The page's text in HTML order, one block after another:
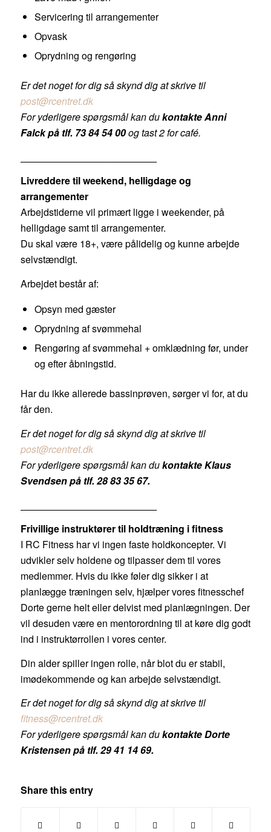
Servicering til arrangementer
Opvask
Oprydning og rengøring
Er det noget for dig så skynd dig at skrive til
post@rcentret.dk
For yderligere spørgsmål kan dukontakte Anni
Falck på tlf. 73 84 54 00og tast 2 for café.
Livreddere til weekend, helligdage og
arrangementer
Arbejdstiderne vil primært ligge i weekender, på
helligdage samt til arrangementer.
Du skal være 18+, være pålidelig og kunne arbejde
selvstændigt.
Arbejdet består af:
Opsyn med gæster
Oprydning af svømmehal
Rengøring af svømmehal + omklædning før, under
og efter åbningstid.
Har du ikke allerede bassinprøven, sørger vi for, at du
får den.
Er det noget for dig så skynd dig at skrive til
post@rcentret.dk
For yderligere spørgsmål kan dukontakte Klaus
Svendsen på tlf. 28 83 35 67.
Frivillige instruktører til holdtræning i fitness
I RC Fitness har vi ingen faste holdkoncepter. Vi
udvikler selv holdene og tilpasser dem til vores
medlemmer. Hvis du ikke føler dig sikker i at
planlægge træningen selv, hjælper vores fitnesschef
Dorte gerne helt eller delvist med planlægningen. Der
vil desuden være en mentorordning til at køre dig godt
ind i instruktørrollen i vores center.
Din alder spiller ingen rolle, når blot du er stabil,
imødekommende og kan arbejde selvstændigt.
Er det noget for dig så skynd dig at skrive til
fitness@rcentret.dk
For yderligere spørgsmål kan dukontakte Dorte
Kristensen på tlf. 29 41 14 69.
Share this entry